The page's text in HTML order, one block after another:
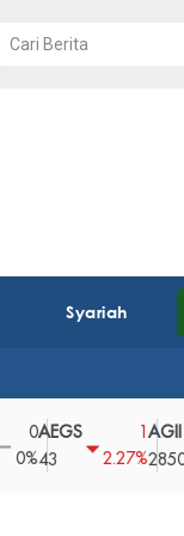
Syariah
AEGS
43
2.27%
AGII
2850